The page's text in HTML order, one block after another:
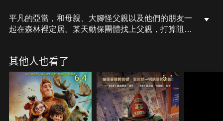
平凡的亞當，和母親、大腳怪父親以及他們的朋友一
起在森林裡定居。某天動保團體找上父親，打算阻止
父親的下落，並揭發石油公司的邪惡陰謀，他們一家
人還有機會再次團聚嗎？
其他人也看了
6.4 6.1